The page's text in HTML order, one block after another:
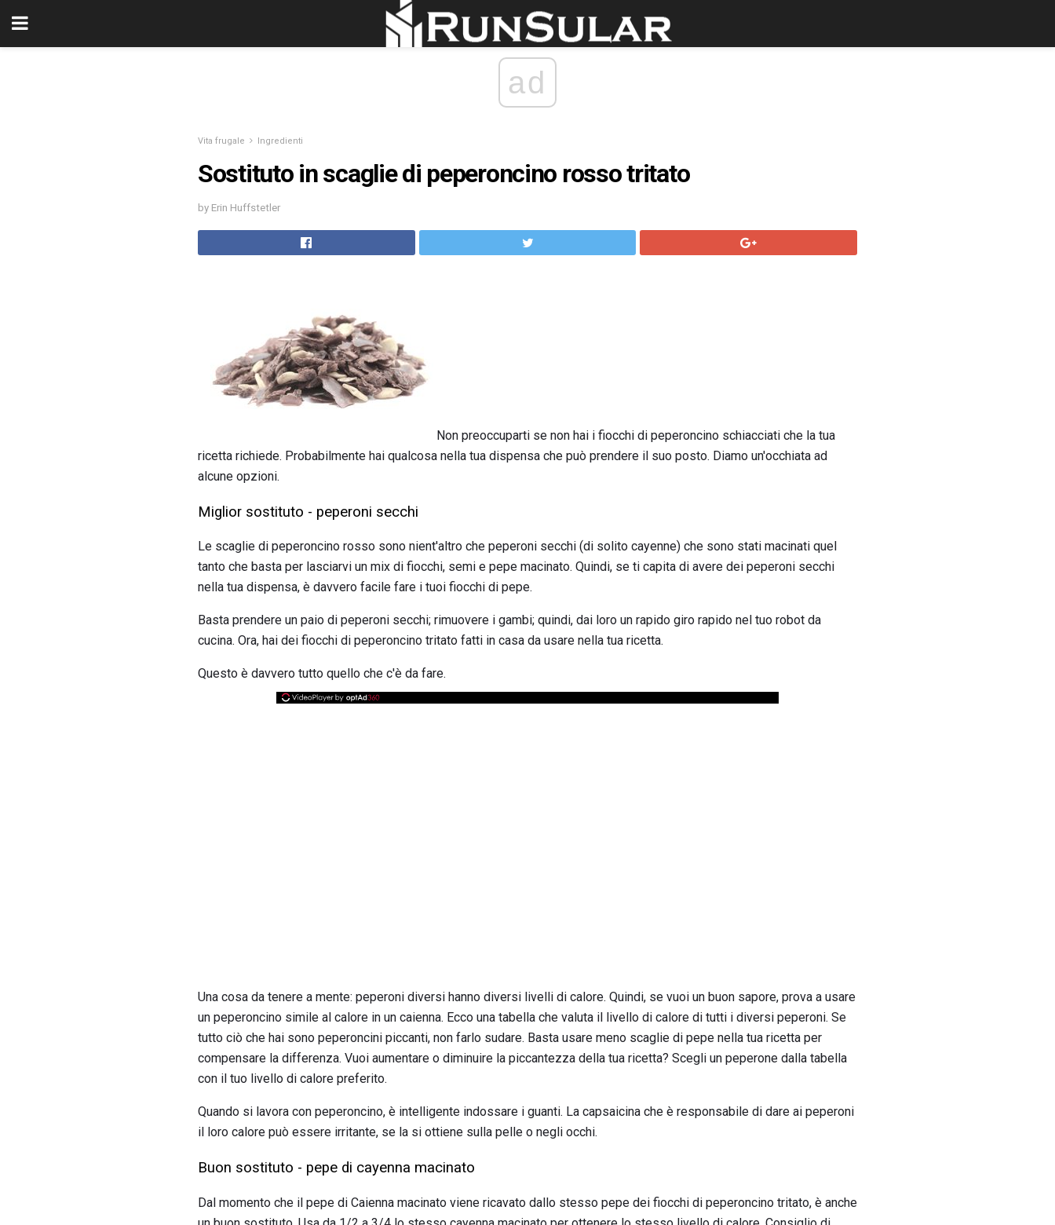
ad
Vita frugale Ingredienti
Sostituto in scaglie di peperoncino rosso tritato
by Erin Huffstetler
Non preoccuparti se non hai i fiocchi di peperoncino schiacciati che la tua
ricetta richiede. Probabilmente hai qualcosa nella tua dispensa che può prendere il suo posto. Diamo un'occhiata ad
alcune opzioni.
Miglior sostituto - peperoni secchi
Le scaglie di peperoncino rosso sono nient'altro che peperoni secchi (di solito cayenne) che sono stati macinati quel
tanto che basta per lasciarvi un mix di fiocchi, semi e pepe macinato. Quindi, se ti capita di avere dei peperoni secchi
nella tua dispensa, è davvero facile fare i tuoi fiocchi di pepe.
Basta prendere un paio di peperoni secchi; rimuovere i gambi; quindi, dai loro un rapido giro rapido nel tuo robot da
cucina. Ora, hai dei fiocchi di peperoncino tritato fatti in casa da usare nella tua ricetta.
Questo è davvero tutto quello che c'è da fare.
Una cosa da tenere a mente: peperoni diversi hanno diversi livelli di calore. Quindi, se vuoi un buon sapore, prova a usare
un peperoncino simile al calore in un caienna. Ecco una tabella che valuta il livello di calore di tutti i diversi peperoni. Se
tutto ciò che hai sono peperoncini piccanti, non farlo sudare. Basta usare meno scaglie di pepe nella tua ricetta per
compensare la differenza. Vuoi aumentare o diminuire la piccantezza della tua ricetta? Scegli un peperone dalla tabella
con il tuo livello di calore preferito.
Quando si lavora con peperoncino, è intelligente indossare i guanti. La capsaicina che è responsabile di dare ai peperoni
il loro calore può essere irritante, se la si ottiene sulla pelle o negli occhi.
Buon sostituto - pepe di cayenna macinato
Dal momento che il pepe di Caienna macinato viene ricavato dallo stesso pepe dei fiocchi di peperoncino tritato, è anche